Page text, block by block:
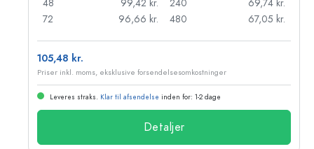
48
99,42 kr.
72
96,66 kr.
240
69,74 kr.
480
67,05 kr.
105,48 kr.
Priser inkl. moms, eksklusive forsendelsesomkostninger
Leveres straks. Klar til afsendelse inden for: 1-2 dage
Detaljer